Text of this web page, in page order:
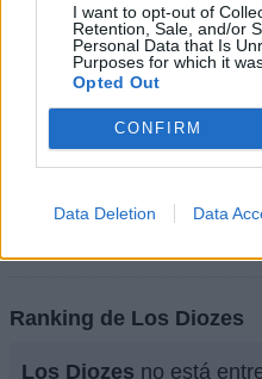
I want to opt-out of
Retention, Sale, and/or
Personal Data that Is
Purposes for which it
Opted Out
CONFIRM
Data Deletion Data
Letra FELA
Letra XULOS
Discografía Biografía
Ranking de Los Diozes
Los Diozes no está